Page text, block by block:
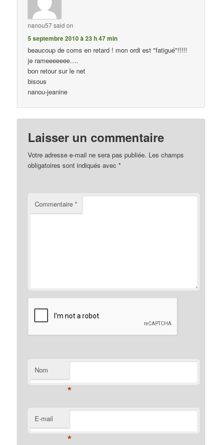
nanou57said on
5 septembre 2010 à 23 h 47 min
beaucoup de coms en retard ! mon ordi est "fatigué"!!!!!
je rameeeeeee….
bon retour sur le net
bisous
nanou-jeanine
Laisser un commentaire
Votre adresse e-mail ne sera pas publiée. Les champs
obligatoires sont indiqués avec*
Commentaire*
Nom
*
E-mail
*